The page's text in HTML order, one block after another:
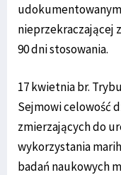
nieprzekraczającej
90 dni stosowania.
17 kwietnia br.
Sejmowi celowość
zmierzających do
wykorzystania
badań naukowych